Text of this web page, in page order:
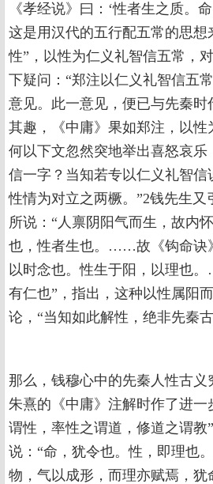
《孝经说》曰：‘性者生之质。
这是用汉代的五行配五常的思想
性”，以性为仁义礼智信五常，
下疑问：“郑注以仁义礼智信五
意见。此一意见，便已与先秦
其趣，《中庸》果如郑注，以性
何以下文忽然突地举出喜怒哀乐
信一字？当知若专以仁义礼智信
性情为对立之两橛。”2钱先生又
所说：“人禀阴阳气而生，故内
也，性者生也。……故《钩命诀
以时念也。性生于阳，以理也
有仁也”，指出，这种以性属阳
论，“当知如此解性，绝非先秦
那么，钱穆心中的先秦人性古义
朱熹的《中庸》注解时作了进一
谓性，率性之谓道，修道之谓教
说：“命，犹令也。性，即理也
物，气以成形，而理亦赋焉，犹